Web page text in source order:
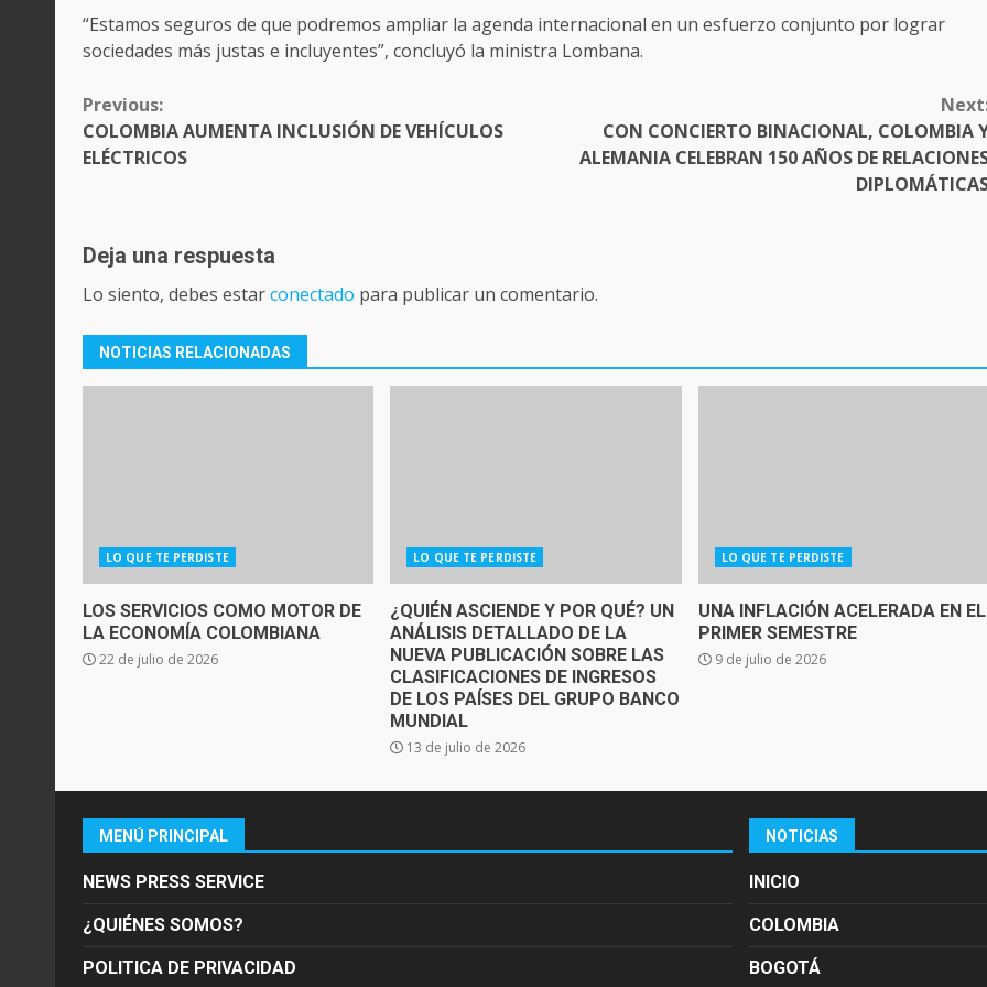
“Estamos seguros de que podremos ampliar la agenda internacional en un esfuerzo conjunto por lograr
sociedades más justas e incluyentes”, concluyó la ministra Lombana.
CONTINUE
READING
Previous:
COLOMBIA AUMENTA INCLUSIÓN DE VEHÍCULOS
ELÉCTRICOS
CON CONCIERTO BINACIONAL, COLOMBIA
ALEMANIA CELEBRAN 150 AÑOS DE
Deja una respuesta
Lo siento, debes estarconectado para publicar un comentario.
NOTICIAS RELACIONADAS
LO QUE TE PERDISTE
LOS SERVICIOS COMO MOTOR DE
LA ECONOMÍA COLOMBIANA
22 de julio de 2026
LO QUE TE PERDISTE
¿QUIÉN ASCIENDE Y POR QUÉ? UN
ANÁLISIS DETALLADO DE LA
NUEVA PUBLICACIÓN SOBRE LAS
CLASIFICACIONES DE INGRESOS
DE LOS PAÍSES DEL GRUPO BANCO
MUNDIAL
13 de julio de 2026
LO QUE TE PERDISTE
UNA INFLACIÓN ACELERADA EN EL
PRIMER SEMESTRE
9 de julio de 2026
MENÚ PRINCIPAL
NEWS PRESS SERVICE
¿QUIÉNES SOMOS?
POLITICA DE PRIVACIDAD
NOTICIAS
INICIO
COLOMBIA
BOGOTÁ